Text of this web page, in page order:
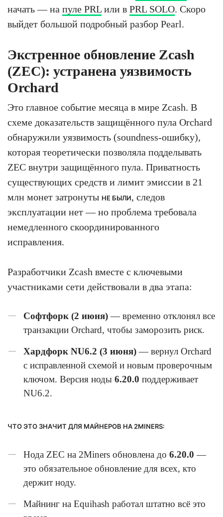
начать — на пуле PRL или в PRL SOLO. Скоро
выйдет большой подробный разбор Pearl.
Экстренное обновление Zcash
(ZEC): устранена уязвимость
Orchard
Это главное событие месяца в мире Zcash. В
схеме доказательств защищённого пула Orchard
обнаружили уязвимость (soundness-ошибку),
которая теоретически позволяла подделывать
ZEC внутри защищённого пула. Приватность
существующих средств и лимит эмиссии в 21
млн монет затронуты НЕ БЫЛИ, следов
эксплуатации нет — но проблема требовала
немедленного скоординированного
исправления.
Разработчики Zcash вместе с ключевыми
участниками сети действовали в два этапа:
Софтфорк (2 июня)— временно отклонял все
транзакции Orchard, чтобы заморозить риск.
Хардфорк NU6.2 (3 июня)— вернул Orchard
с исправленной схемой и новым проверочным
ключом. Версия ноды 6.20.0 поддерживает
NU6.2.
ЧТО ЭТО ЗНАЧИТ ДЛЯ МАЙНЕРОВ НА 2MINERS:
Нода ZEC на 2Miners обновлена до 6.20.0 —
это обязательное обновление для всех, кто
держит ноду.
Майнинг на Equihash работал штатно всё это